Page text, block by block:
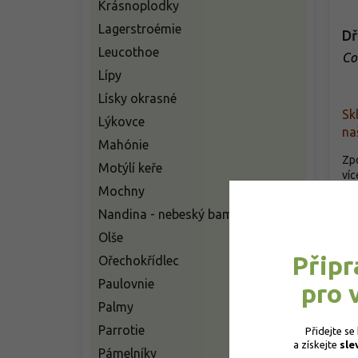
Krásnoplodky
Lagerstroémie
Leucothoe
Lípy
Lísky okrasné
Lýkovce
Mahónie
Motýlí keře
Mochny
Nandina - nebeský bambus
Olše
Ořechokřídlec
Paulovnie
Palmy
Parrotie
Pámelníky
pro
Přidejte se
a získejte